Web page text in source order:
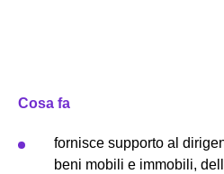
Ricerca e collezioni
Cosa fa
fornisce supporto al
beni mobili e immobili,